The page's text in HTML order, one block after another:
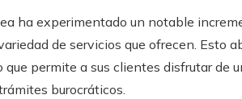
ha experimentado un notable
de servicios que ofrecen. Esto
permite a sus clientes disfrutar de
burocráticos.